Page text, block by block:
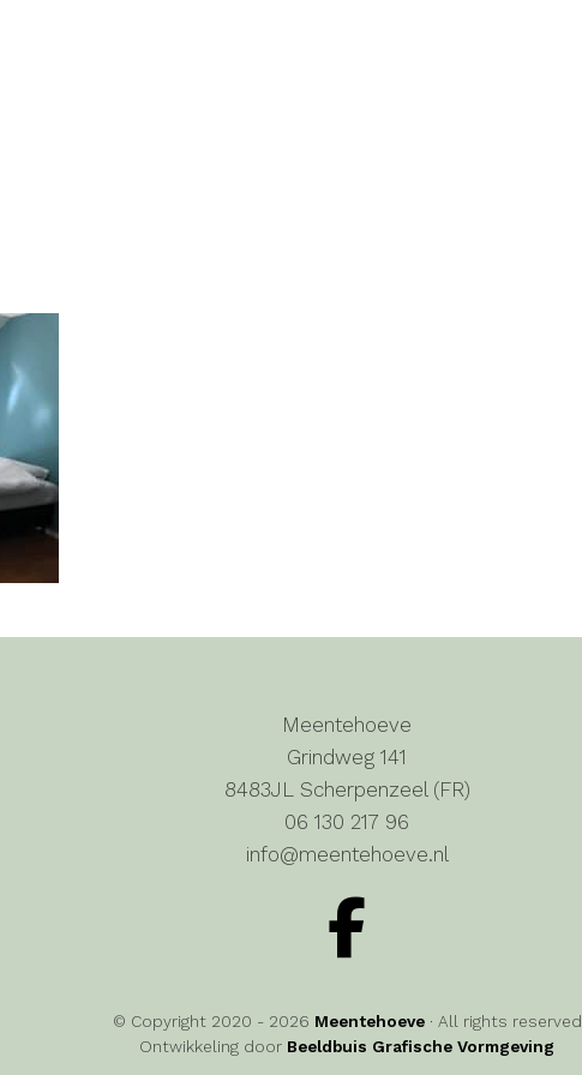
Meentehoeve
Grindweg 141
8483JL Scherpenzeel (FR)
06 130 217 96
info@meentehoeve.nl
© Copyright 2020 - 2026 Meentehoeve· All rights reserved
Ontwikkeling door Beeldbuis Grafische Vormgeving